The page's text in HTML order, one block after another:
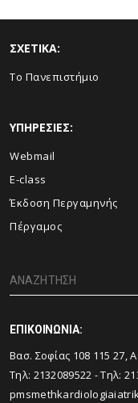
ΣΧΕΤΙΚΑ:
Το Πανεπιστήμιο
ΥΠΗΡΕΣΙΕΣ:
Webmail
E-class
Έκδοση Περγαμηνής
Πέργαμος
ΕΠΙΚΟΙΝΩΝΙΑ:
Βασ. Σοφίας 108 115 27,
Τηλ: 2132089522 - Τηλ: